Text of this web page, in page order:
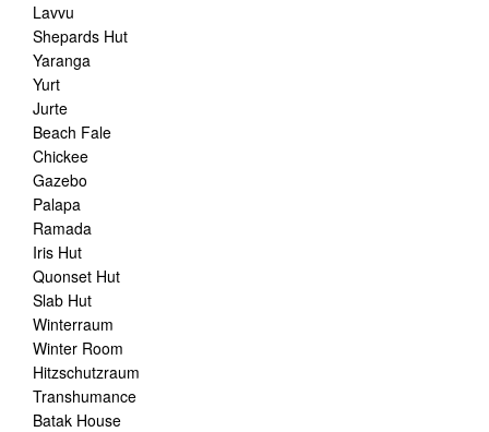
Lavvu
Shepards Hut
Yaranga
Yurt
Jurte
Beach Fale
Chickee
Gazebo
Palapa
Ramada
Iris Hut
Quonset Hut
Slab Hut
Winterraum
Winter Room
Hitzschutzraum
Transhumance
Batak House